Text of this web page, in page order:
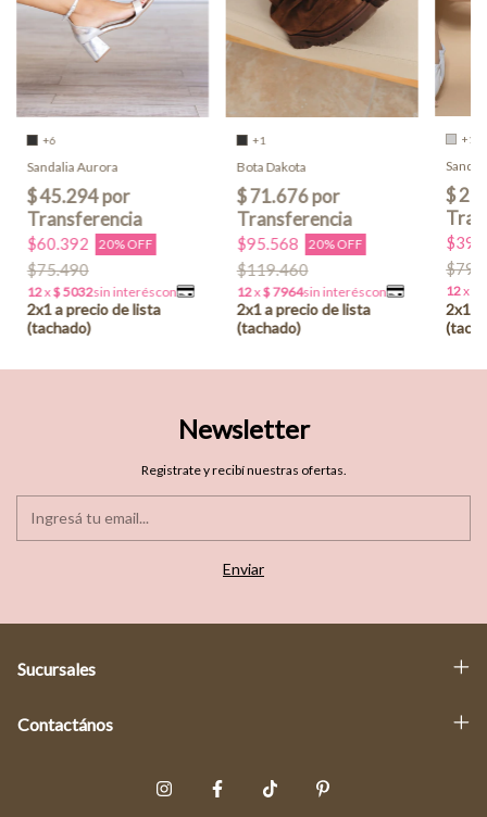
+6
Sandalia Aurora
$60.392 20% OFF
$75.490
+1
Bota Dakota
$95.568 20% OFF
$119.460
+1
Newsletter
Registrate y recibí nuestras ofertas.
Sucursales
Contactános